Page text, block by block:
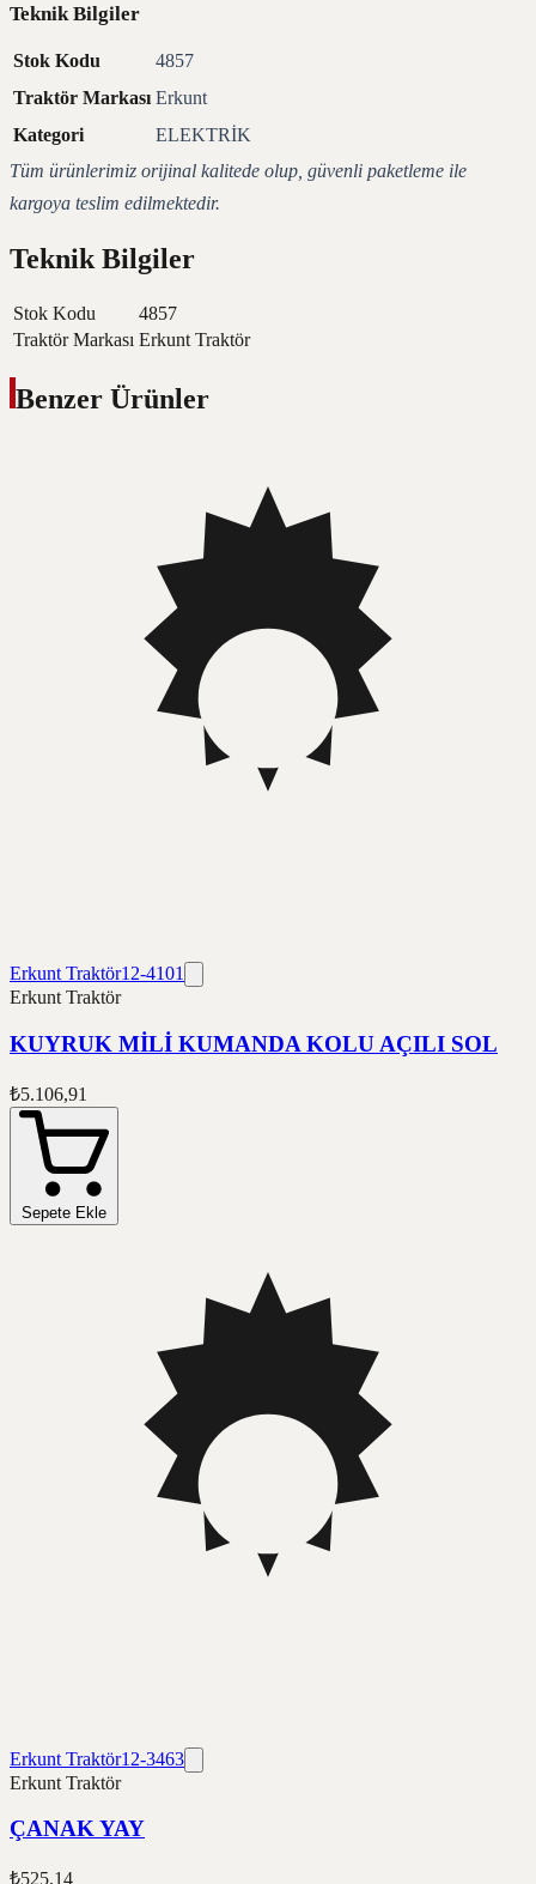
Teknik Bilgiler
Stok Kodu
4857
Traktör Markası Erkunt
Kategori
ELEKTRİK
Tüm ürünlerimiz orijinal kalitede olup, güvenli paketleme ile
kargoya teslim edilmektedir.
Teknik Bilgiler
Stok Kodu
4857
Traktör Markası Erkunt Traktör
Benzer Ürünler
Erkunt Traktör12-4101
Erkunt Traktör
KUYRUK MİLİ KUMANDA KOLU AÇILI SOL
₺5.106,91
Sepete Ekle
Erkunt Traktör12-3463
Erkunt Traktör
ÇANAK YAY
₺525,14